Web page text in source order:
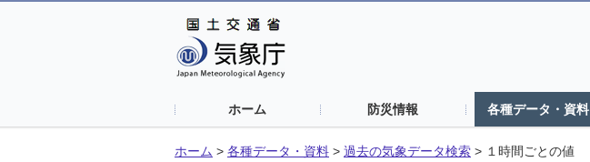
ホーム 防災情報 各種データ・資料
ホーム > 各種データ・資料 > 過去の気象データ検索 > １時間ごとの値